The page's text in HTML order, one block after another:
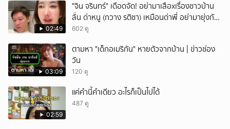
02:49
ั่"จิน จรินทร์" เดือดจัด! อย่ามาเสือxเรื่องชาวบ้าน
ลั่น ด่าหนู (กวาง รติชา) เหมือนด่าพี่ อย่ามายุ่งกับ
คนของผม จบ!!!
602 ดู
03:09
ตามหา "เด็กอเมริกัน" หายตัวจากบ้าน | ข่าวช่อง
วัน
120 ดู
02:59
แค่คำนี้คำเดียว อะไรก็เป็นไปได้
487 ดู